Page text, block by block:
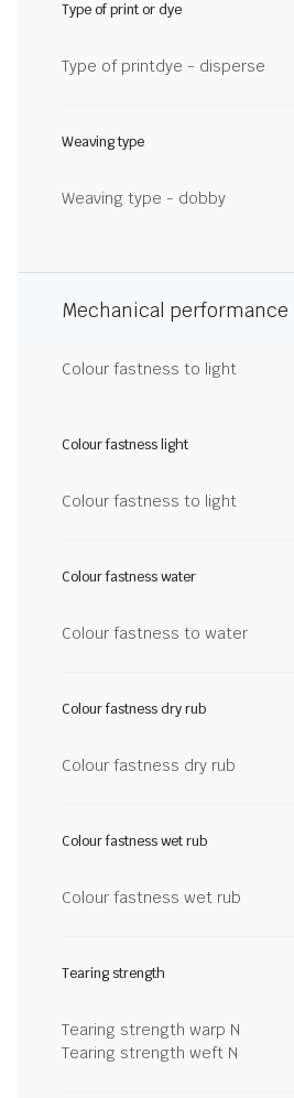
Type of print or dye
Type of printdye - disperse
Weaving type
Weaving type - dobby
Mechanical performance
Colour fastness to light
Colour fastness light
Colour fastness to light
Colour fastness water
Colour fastness to water
Colour fastness dry rub
Colour fastness dry rub
Colour fastness wet rub
Colour fastness wet rub
Tearing strength
Tearing strength warp N
Tearing strength weft N